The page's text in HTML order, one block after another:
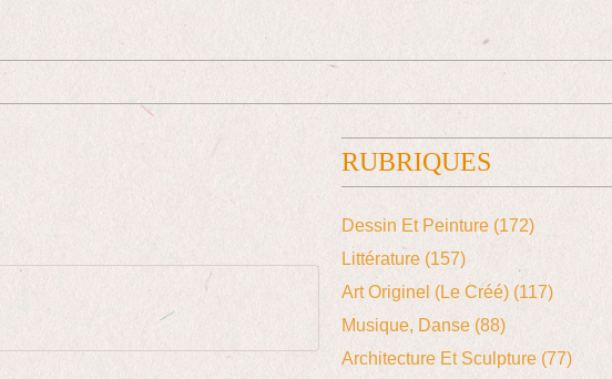
RUBRIQUES
Dessin Et Peinture (172)
Littérature (157)
Art Originel (le Créé) (117)
Musique, Danse (88)
Architecture Et Sculpture (77)